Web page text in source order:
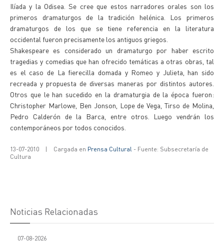
Ilíada y la Odisea. Se cree que estos narradores orales son los
primeros dramaturgos de la tradición helénica. Los primeros
dramaturgos de los que se tiene referencia en la literatura
occidental fueron precisamente los antiguos griegos.
Shakespeare es considerado un dramaturgo por haber escrito
tragedias y comedias que han ofrecido temáticas a otras obras, tal
es el caso de La fierecilla domada y Romeo y Julieta, han sido
recreada y propuesta de diversas maneras por distintos autores.
Otros que le han sucedido en la dramaturgia de la época fueron:
Christopher Marlowe, Ben Jonson, Lope de Vega, Tirso de Molina,
Pedro Calderón de la Barca, entre otros. Luego vendrán los
contemporáneos por todos conocidos.
13-07-2010 | Cargada en Prensa Cultural - Fuente: Subsecretaría de
Cultura
Noticias Relacionadas
07-08-2026